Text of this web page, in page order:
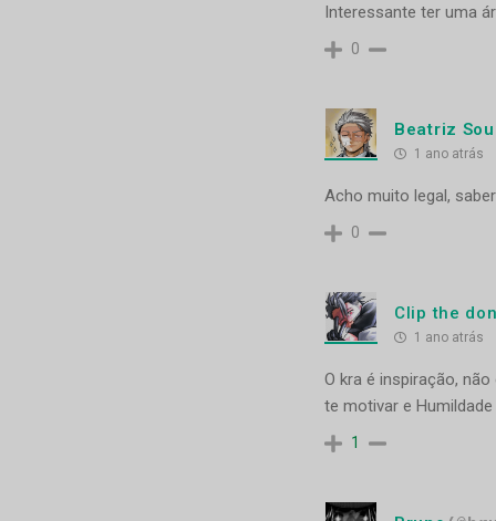
Interessante ter uma
0
Beatriz
1 ano atrás
Acho muito legal,
0
Clip the
1 ano atrás
O kra é inspiração,
te motivar e
1